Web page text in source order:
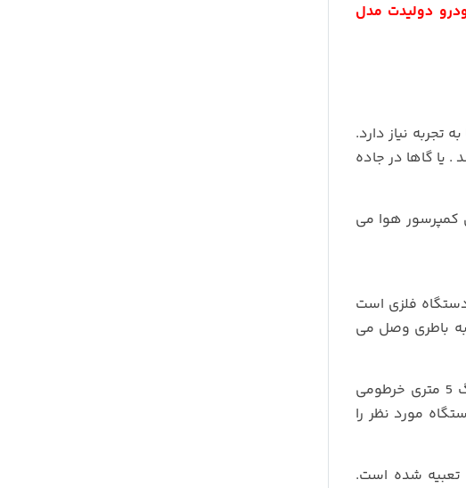
دولیدت مدل
تجربه نیاز دارد.
یا گاها در جاده
کمپرسور هوا می
فلزی است
سوکت قرمز و مشکی به باطری وصل می
نیز توسط شیلنگ مشکی پلاستیکی با پیستون کاملا فلزی به شیلنگ زرد رنگ 5 متری خرطومی
دستگاه مورد نظر را
شده است.